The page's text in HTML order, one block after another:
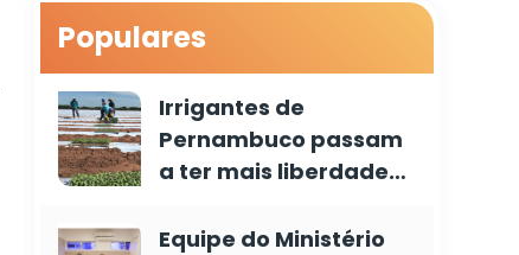
Populares
Irrigantes de
Pernambuco passam
a ter mais liberdade…
Equipe do Ministério